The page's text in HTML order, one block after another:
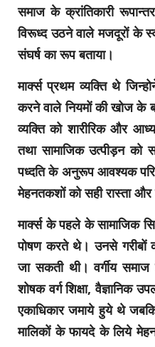
समाज के क्रांतिकारी
विरूध्द उठने वाले मजदूरों के
संघर्ष का रूप बताया।
मार्क्स प्रथम व्यक्ति थे
करने वाले नियमों की खोज के
व्यक्ति को शारीरिक और
तथा सामाजिक उत्पीड़न को
पध्दति के अनुरूप आवश्यक
मेहनतकशों को सही रास्ता और
मार्क्स के पहले के सामाजिक
पोषण करते थे। उनसे गरीबों
जा सकती थी। वर्गीय
शोषक वर्ग शिक्षा, वैज्ञानिक
एकाधिकार जमाये हुये थे
मालिकों के फायदे के लिये